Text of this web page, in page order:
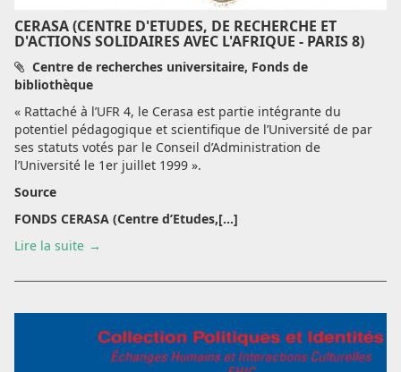
CERASA (CENTRE D'ETUDES, DE RECHERCHE ET
D'ACTIONS SOLIDAIRES AVEC L'AFRIQUE - PARIS 8)
Centre de recherches universitaire, Fonds de
bibliothèque
« Rattaché à l’UFR 4, le Cerasa est partie intégrante du
potentiel pédagogique et scientifique de l’Université de par
ses statuts votés par le Conseil d’Administration de
l’Université le 1er juillet 1999 ».
Source
FONDS CERASA (Centre d’Etudes,[...]
Lire la suite